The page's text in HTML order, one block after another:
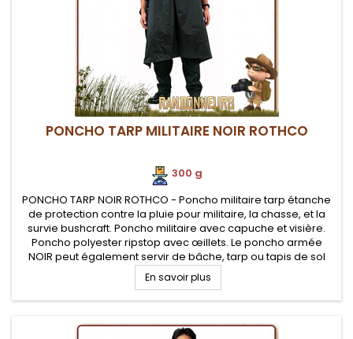
PONCHO TARP MILITAIRE NOIR ROTHCO
300 g
PONCHO TARP NOIR ROTHCO - Poncho militaire tarp étanche
de protection contre la pluie pour militaire, la chasse, et la
survie bushcraft. Poncho militaire avec capuche et visière.
Poncho polyester ripstop avec œillets. Le poncho armée
NOIR peut également servir de bâche, tarp ou tapis de sol
En savoir plus